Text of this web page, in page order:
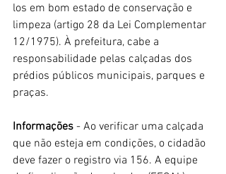
los em bom estado de conservação e
limpeza (artigo 28 da Lei Complementar
12/1975). À prefeitura, cabe a
responsabilidade pelas calçadas dos
prédios públicos municipais, parques e
praças.
Informações - Ao verificar uma calçada
que não esteja em condições, o cidadão
deve fazer o registro via 156. A equipe